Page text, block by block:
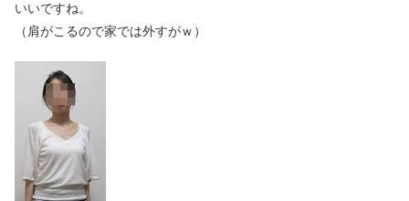
いいですね。
（肩がこるので家では外すがｗ）